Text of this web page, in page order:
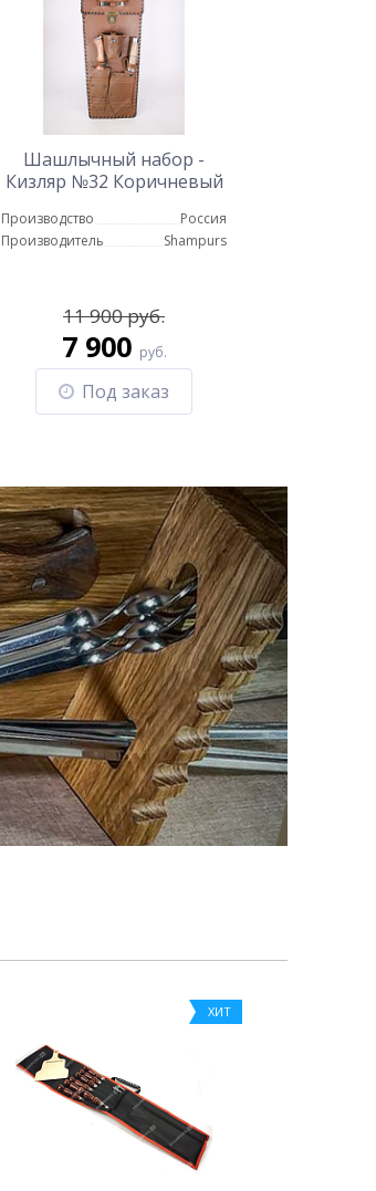
Шашлычный набор -
Кизляр №32 Коричневый
Производство
Россия
Производитель
Shampurs
11 900 руб.
7 900 руб.
Под заказ
ХИТ